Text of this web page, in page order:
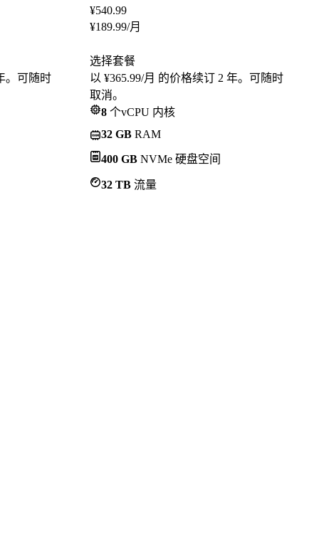
。可随时
¥540.99
¥189.99/月
选择套餐
以 ¥365.99/月 的价格续订 2 年。可随时
取消。
8 个vCPU 内核
32 GB RAM
400 GB NVMe 硬盘空间
32 TB 流量